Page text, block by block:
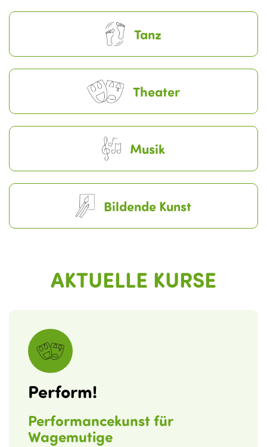
Tanz
Theater
Musik
Bildende Kunst
AKTUELLE KURSE
Perform!
Performancekunst für
Wagemutige